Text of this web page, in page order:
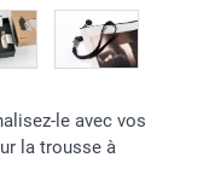
le avec vos
la trousse à